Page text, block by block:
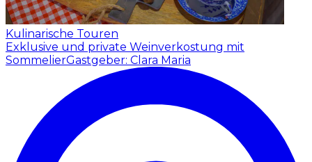
Kulinarische Touren
Exklusive und private Weinverkostung mit
SommelierGastgeber: Clara Maria